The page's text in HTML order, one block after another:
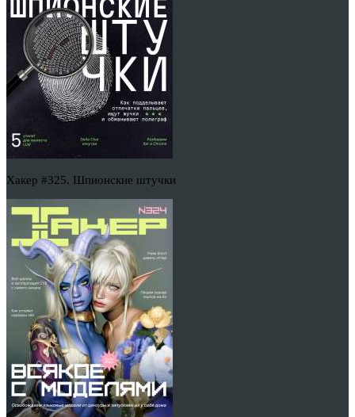
Хакер #325. Шпионские штучки